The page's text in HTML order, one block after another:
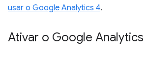
usar o Google Analytics 4.
Ativar o Google Analytics